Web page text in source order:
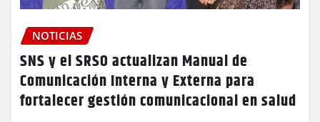
NOTICIAS
SNS y el SRSO actualizan Manual de
Comunicación Interna y Externa para
fortalecer gestión comunicacional en salud